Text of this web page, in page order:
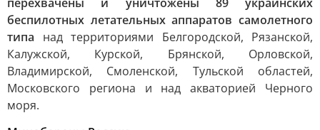
беспилотных летательных аппаратов самолетного
типа над территориями Белгородской, Рязанской,
Калужской, Курской, Брянской, Орловской,
Владимирской, Смоленской, Тульской областей,
Московского региона и над акваторией Черного
моря.